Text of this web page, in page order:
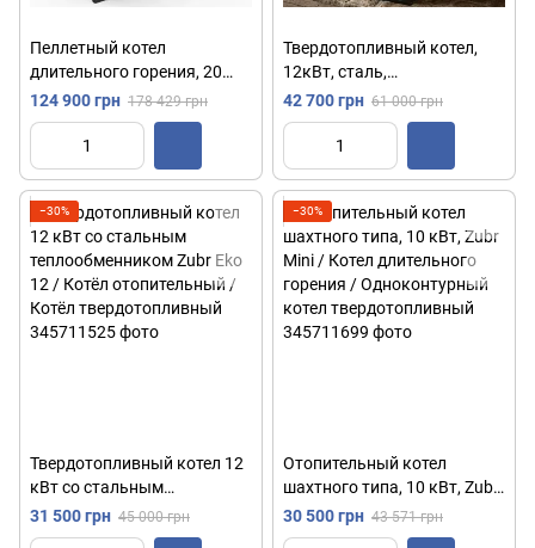
Пеллетный котел
длительного горения, 20
кВт, до 200 м², MCP-20 /
Твердотопливный котел /
Автоматический пеллетный
котел
124 900 грн 178 429 грн
Твердотопливный котел,
12кВт, сталь,
1446х610х535мм, Comfort
MC-12 / Котел длительного
горения / Котел
отопительный
42 700 грн 61 000 грн
−30%
Твердотопливный котел 12
кВт со стальным
теплообменником Zubr Eko
12 / Котёл отопительный /
31 500 грн 45 000 грн
−30%
Отопительный котел
шахтного типа, 10 кВт, Zubr
Mini / Котел длительного
горения / Одноконтурный
30 500 грн 43 571 грн